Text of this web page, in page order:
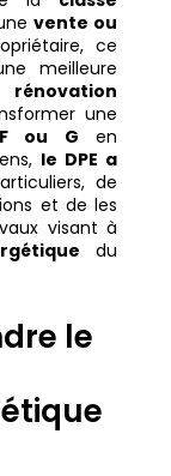
vente ou
ce
meilleure
une
F ou G en
le DPE a
de
et de les
visant à
du
le